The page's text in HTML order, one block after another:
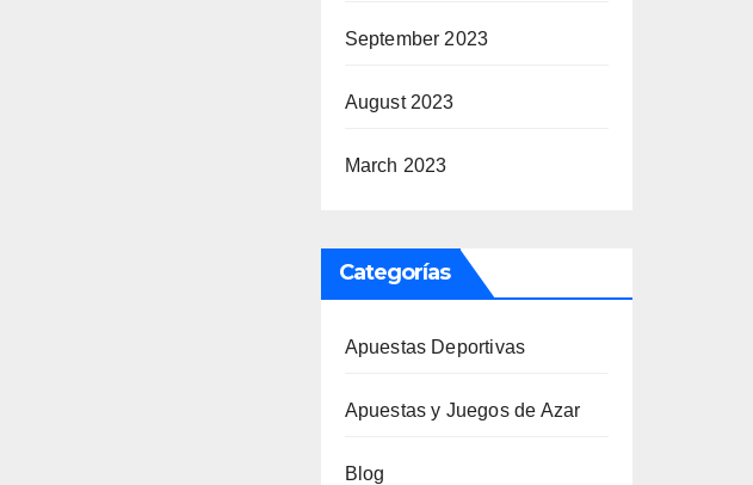
September 2023
August 2023
March 2023
Categorías
Apuestas Deportivas
Apuestas y Juegos de Azar
Blog